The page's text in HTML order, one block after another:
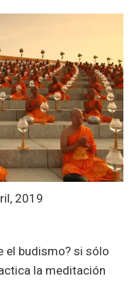
2019
el budismo? si sólo
la meditación